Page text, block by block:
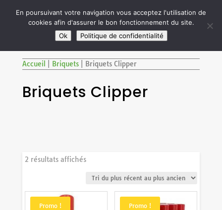

SITE RÉSERVÉ AUX ADULTES DE PLUS DE 18 ANS
Accueil Briquets| Briquets Clipper
Briquets Clipper
2 résultats affichésTrié
plus
récent
Promo ! Promo !
En poursuivant votre navigation vous acceptez l'utilisation de
cookies afin d'assurer le bon fonctionnement du site.
Ok
Politique de confidentialité